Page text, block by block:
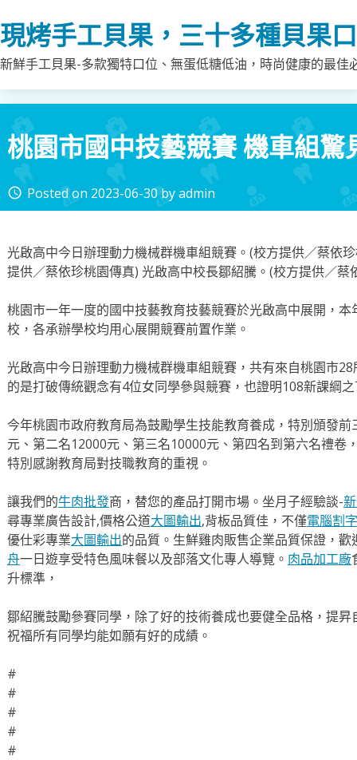
to
content
現烤手工貝果，三十多種貝果
新鮮手工貝果-多款獨特口位、無蛋低糖低油，時尚健康的最
桃園市國中技藝競賽 機車組驚
access_time Posted on 2023-06-30byadmin
光啟高中今日辦理動力機械群機車組競賽。(校方提供／蔡依
提供／蔡依珍桃園傳真) 光啟高中校長鄒紹騰。(校方提供／蔡
桃園市一年一度的國中技藝教育技藝競賽於光啟高中展開，
校，各承辦學校均用心展開競賽前置作業。
光啟高中今日辦理動力機械群機車組競賽，共有來自桃園市
的是打破傳統觀念有4位女同學參與競賽，也證明108新課綱
今年桃園市政府教育局為鼓勵學生技能教育養成，特別頒發
元、第二名12000元、第三名10000元、第四名到第六名禮卷
特別感謝教育局對技職教育的重視。
讓我們的牛肉批發商，替您的產品打開市場。坐月子經驗談-
尋專業廣告設計,價格公道大圖輸出,背板品質佳，不僅電腦割字
優仕彩專業大圖輸出的品質。生鮮雞肉販售企業品質保證，歡
舟一日遊享受特色風味餐以及部落文化專人導覽。 肉品加工廠
升標準，
鄒紹騰鼓勵參賽同學，除了好的技術養成也要健全品格，提
祝福所有同學均能如願有好的成績。
#
#
#
#
#